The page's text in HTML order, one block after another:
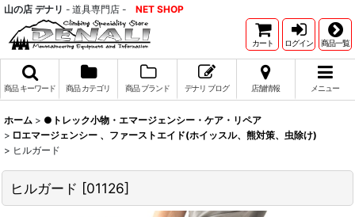
山の店 デナリ - 道具専門店 - NET SHOP
カート ログイン 商品一覧
商品 キーワード 商品 カテゴリ 商品 ブランド デナリ ブログ 店舗情報 メニュー
ホーム > ●トレック小物・エマージェンシー・ケア・リペア
> □エマージェンシー 、ファーストエイド(ホイッスル、熊対策、虫除け)
> ヒルガード
ヒルガード [01126]